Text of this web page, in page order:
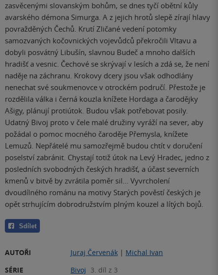
zasvěcenými slovanským bohům, se dnes tyčí obětní kůly
avarského démona Simurga. A z jejich hrotů slepě zírají hlavy
povražděných Čechů. Krutí Zličané vedení potomky
samozvaných kočovnických vojevůdců překročili Vltavu a
dobyli posvátný Libušín, slavnou Budeč a mnoho dalších
hradišť a vesnic. Čechové se skrývají v lesích a zdá se, že není
naděje na záchranu. Krokovy dcery jsou však odhodlány
nenechat své soukmenovce v otrockém područí. Přestože je
rozdělila válka i černá kouzla knížete Hordaga a čarodějky
Ašigy, plánují protiútok. Budou však potřebovat posily.
Udatný Bivoj proto v čele malé družiny vyráží na sever, aby
požádal o pomoc mocného čaroděje Přemysla, knížete
Lemuzů. Nepřátelé mu samozřejmě budou chtít v doručení
poselství zabránit. Chystají totiž útok na Levý Hradec, jedno z
posledních svobodných českých hradišť, a účast severních
kmenů v bitvě by zvrátila poměr sil... Vyvrcholení
dvoudílného románu na motivy Starých pověstí českých je
opět strhujícím dobrodružstvím plným kouzel a lítých bojů.
Sdílet
AUTOŘI Juraj Červenák | Michal Ivan
SÉRIE
Bivoj 3. díl z 3